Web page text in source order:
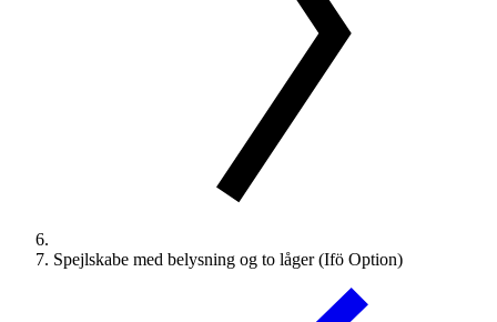
Spejlskabe med belysning og to låger (Ifö Option)